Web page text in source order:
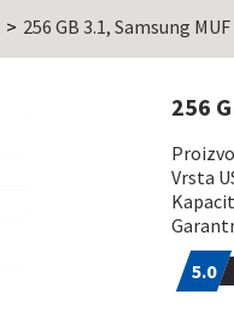
256 GB 3.1, Samsung
256
Vrsta
5.01
5.0